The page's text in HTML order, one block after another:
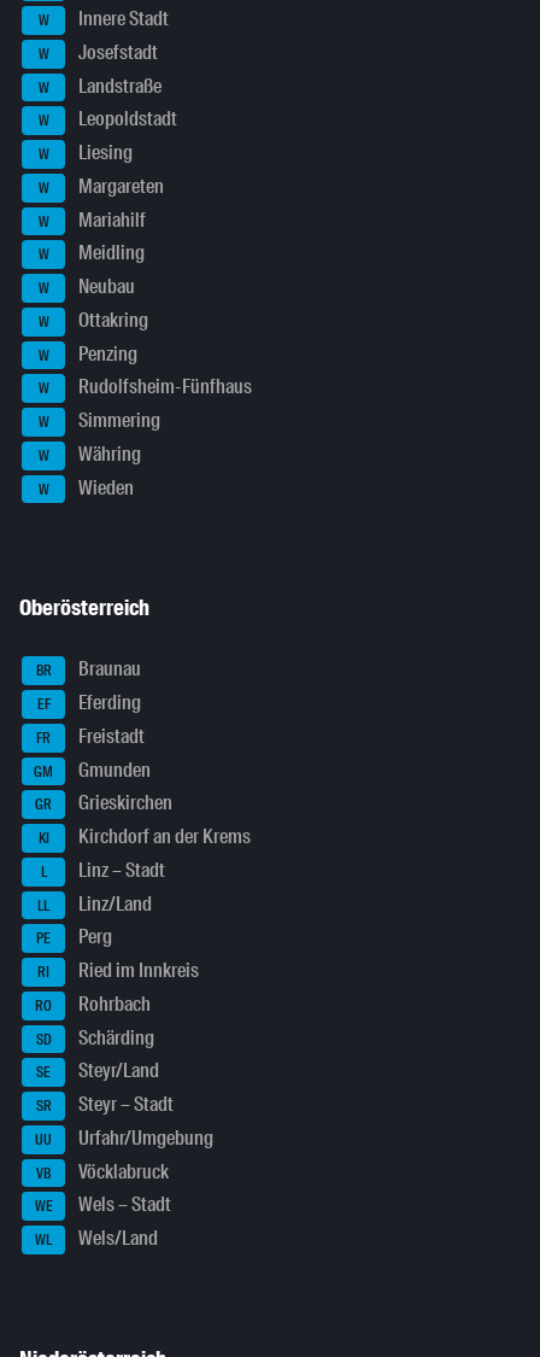
W Innere Stadt
W Josefstadt
W Landstraße
W Leopoldstadt
W Liesing
W Margareten
W Mariahilf
W Meidling
W Neubau
W Ottakring
W Penzing
W Rudolfsheim-Fünfhaus
W Simmering
W Währing
W Wieden
Oberösterreich
BR Braunau
EF Eferding
FR Freistadt
GM Gmunden
GR Grieskirchen
KI Kirchdorf an der Krems
L Linz – Stadt
LL Linz/Land
PE Perg
RI Ried im Innkreis
RO Rohrbach
SD Schärding
SE Steyr/Land
SR Steyr – Stadt
UU Urfahr/Umgebung
VB Vöcklabruck
WE Wels – Stadt
WL Wels/Land